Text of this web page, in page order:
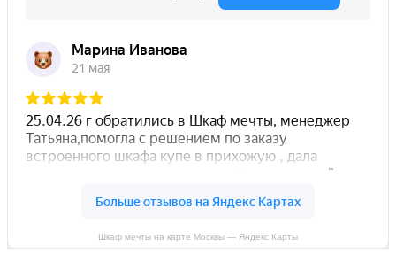
Шкаф мечты на карте Москвы — Яндекс Карты